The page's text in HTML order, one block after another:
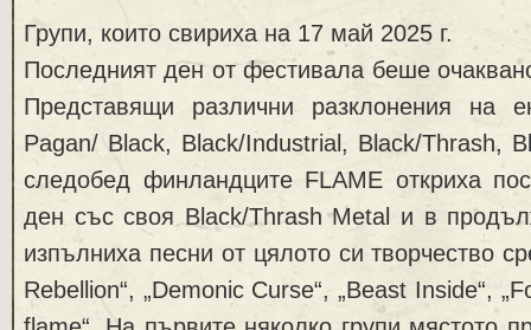
Групи, които свириха на 17 май 2025 г.
Последният ден от фестивала беше
Представящи различни разклонения на
Pagan/ Black, Black/Industrial, Black/Thrash,
следобед финландците FLAME откриха
ден със своя Black/Thrash Metal и в
изпълниха песни от цялото си творчество
Rebellion“, „Demonic Curse“, „Beast Inside“,